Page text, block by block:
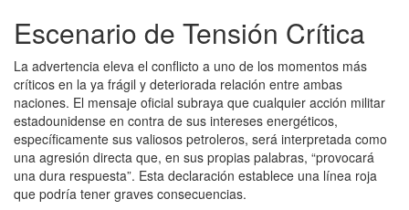
Escenario de Tensión Crítica
La advertencia eleva el conflicto a uno de los momentos más
críticos en la ya frágil y deteriorada relación entre ambas
naciones. El mensaje oficial subraya que cualquier acción militar
estadounidense en contra de sus intereses energéticos,
específicamente sus valiosos petroleros, será interpretada como
una agresión directa que, en sus propias palabras, “provocará
una dura respuesta”. Esta declaración establece una línea roja
que podría tener graves consecuencias.